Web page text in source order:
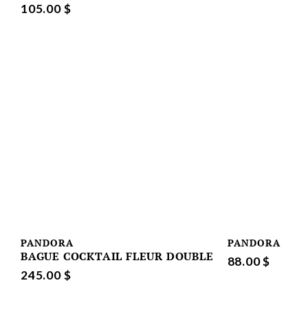
105.00 $
PANDORA
BAGUE COCKTAIL FLEUR DOUBLE
245.00 $
PANDORA
88.00 $